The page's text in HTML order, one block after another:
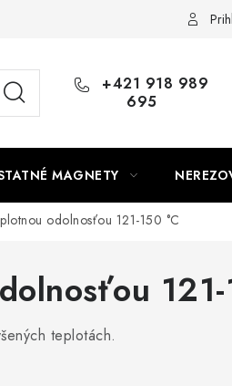
+421 918 989
695
MAGNETY
odolnosťou 121-150 °C
121-
teplotách.